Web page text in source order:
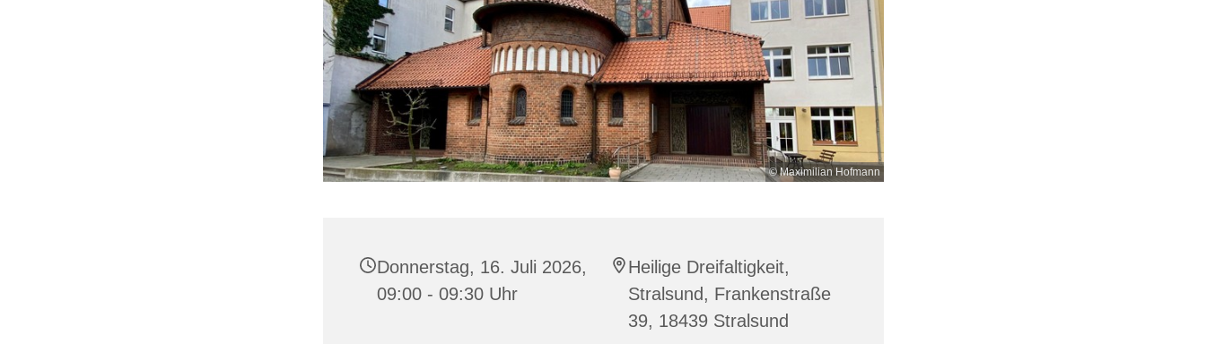
© Maximilian Hofmann
Donnerstag, 16. Juli 2026,
09:00 - 09:30 Uhr
Heilige Dreifaltigkeit,
Stralsund, Frankenstraße
39, 18439 Stralsund